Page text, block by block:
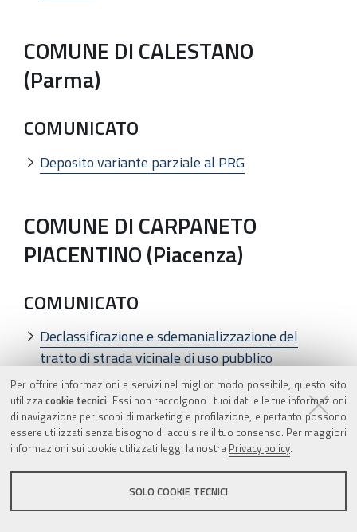
Per offrire informazioni e servizi nel miglior modo possibile, questo sito
utilizzacookie tecnici. Essi non raccolgono i tuoi dati e le tue informazioni
di navigazione per scopi di marketing e profilazione, e pertanto possono
essere utilizzati senza bisogno di acquisire il tuo consenso. Per maggiori
informazioni sui cookie utilizzati leggi la nostra Privacy policy.
SOLO COOKIE TECNICI
COMUNE DI CALESTANO
(Parma)
COMUNICATO
Deposito variante parziale al PRG
COMUNE DI CARPANETO
PIACENTINO (Piacenza)
COMUNICATO
Declassificazione e sdemanializzazione del
tratto di strada vicinale di uso pubblico
denominata "della Corradina" compreso tra Via
Dante Alighieri e intersezione con Via Grazia
Deledda
COMUNE DI CASALECCHIO DI
RENO (Bologna)